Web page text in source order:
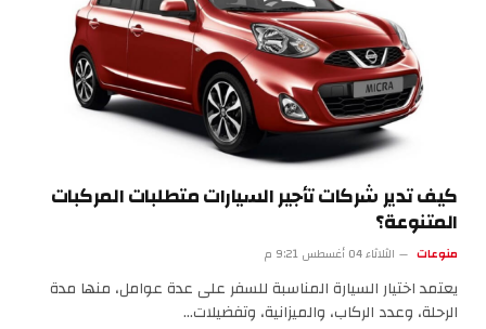
كيف تدير شركات تأجير السيارات متطلبات المركبات
المتنوعة؟
منوعات الثلاثاء 04 أغسطس 9:21 م
يعتمد اختيار السيارة المناسبة للسفر على عدة عوامل، منها مدة
الرحلة، وعدد الركاب، والميزانية، وتفضيلات…